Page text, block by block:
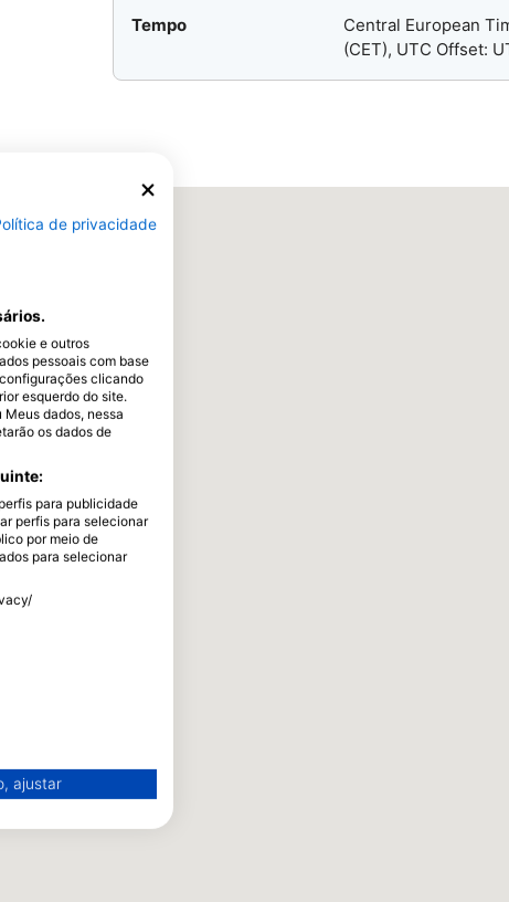
Tempo
Central European
(CET), UTC Offset:
de privacidade
e outros
pessoais com base
clicando
esquerdo do site.
dados, nessa
os dados de
para publicidade
perfis para selecionar
por meio de
para selecionar
ajustar